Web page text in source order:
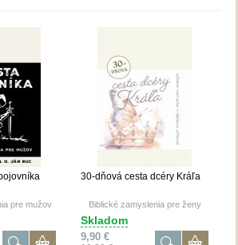
pre mužov
30-dňová cesta dcéry Kráľa
Biblické zamyslenia pre ženy
Skladom
9,90 €